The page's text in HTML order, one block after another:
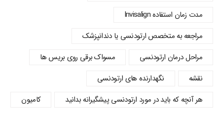
مدت زمان استفاده Invisalign
مراجعه به متخصص ارتودنسی یا دندانپزشک
مراحل درمان ارتودنسی
مسواک برقی روی بریس ها
نقشه
نگهدارنده های ارتودنسی
هر آنچه که باید در مورد ارتودنسی پیشگیرانه بدانید
کامیون